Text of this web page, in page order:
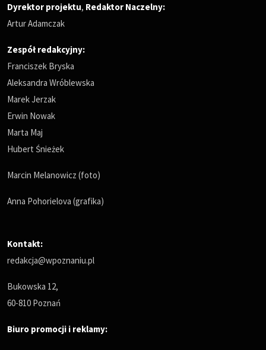
Dyrektor projektu, Redaktor Naczelny:
Artur Adamczak
Zespół redakcyjny:
Franciszek Bryska
Aleksandra Wróblewska
Marek Jerzak
Erwin Nowak
Marta Maj
Hubert Śnieżek
Marcin Melanowicz (foto)
Anna Pohorielova (grafika)
Kontakt:
redakcja@wpoznaniu.pl
Bukowska 12,
60-810 Poznań
Biuro promocji i reklamy: